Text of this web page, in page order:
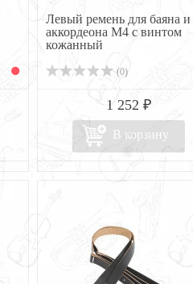
Левый ремень для баяна и
аккордеона М4 с винтом
кожанный
(0)
1 252 ₽
В корзину